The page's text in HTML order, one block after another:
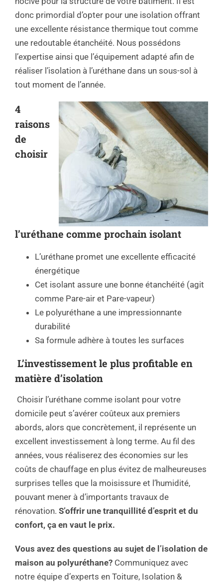
donc primordial d’opter pour une isolation offrant
une excellente résistance thermique tout comme
une redoutable étanchéité. Nous possédons
l’expertise ainsi que l’équipement adapté afin de
réaliser l’isolation à l’uréthane dans un sous-sol à
tout moment de l’année.
4
raisons
de
choisir
l’uréthane comme prochain isolant
L’uréthane promet une excellente efficacité
énergétique
Cet isolant assure une bonne étanchéité (agit
comme Pare-air et Pare-vapeur)
Le polyuréthane a une impressionnante
durabilité
Sa formule adhère à toutes les surfaces
L’investissement le plus profitable en
matière d’isolation
Choisir l’uréthane comme isolant pour votre
domicile peut s’avérer coûteux aux premiers
abords, alors que concrètement, il représente un
excellent investissement à long terme. Au fil des
années, vous réaliserez des économies sur les
coûts de chauffage en plus évitez de malheureuses
surprises telles que la moisissure et l’humidité,
pouvant mener à d’importants travaux de
rénovation. S’offrir une tranquillité d’esprit et du
confort, ça en vaut le prix.
Vous avez des questions au sujet de l’isolation de
maison au polyuréthane? Communiquez avec
notre équipe d’experts en Toiture, Isolation &